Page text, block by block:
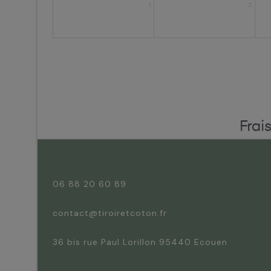
06 88 20 60 89
contact@tiroiretcoton.fr
36 bis rue Paul Lorillon 95440 Ecouen